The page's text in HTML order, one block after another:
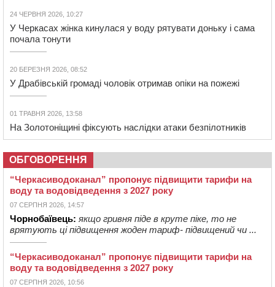
24 ЧЕРВНЯ 2026, 10:27
У Черкасах жінка кинулася у воду рятувати доньку і сама
почала тонути
20 БЕРЕЗНЯ 2026, 08:52
У Драбівській громаді чоловік отримав опіки на пожежі
01 ТРАВНЯ 2026, 13:58
На Золотоніщині фіксують наслідки атаки безпілотників
ОБГОВОРЕННЯ
“Черкасиводоканал” пропонує підвищити тарифи на
воду та водовідведення з 2027 року
07 СЕРПНЯ 2026, 14:57
Чорнобаївець: якщо гривня піде в круте піке, то не
врятують ці підвищення жоден тариф- підвищений чи ...
“Черкасиводоканал” пропонує підвищити тарифи на
воду та водовідведення з 2027 року
07 СЕРПНЯ 2026, 10:56